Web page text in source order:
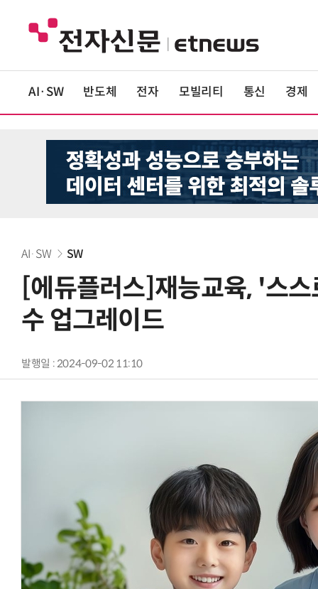
AI·SW 반도체 전자 모빌리티 통신 경제
AI·SW SW
[에듀플러스]재능교육, '스
수 업그레이드
발행일 : 2024-09-02 11:10